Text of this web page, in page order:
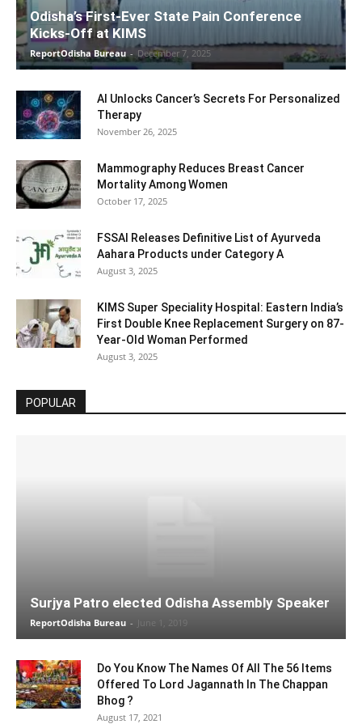
Odisha’s First-Ever State Pain Conference
Kicks-Off at KIMS
ReportOdisha Bureau - December 7, 2025
AI Unlocks Cancer’s Secrets For Personalized
Therapy
November 26, 2025
Mammography Reduces Breast Cancer
Mortality Among Women
October 17, 2025
FSSAI Releases Definitive List of Ayurveda
Aahara Products under Category A
August 3, 2025
KIMS Super Speciality Hospital: Eastern India’s
First Double Knee Replacement Surgery on 87-
Year-Old Woman Performed
August 3, 2025
POPULAR
Surjya Patro elected Odisha Assembly Speaker
ReportOdisha Bureau - June 1, 2019
Do You Know The Names Of All The 56 Items
Offered To Lord Jagannath In The Chappan
Bhog ?
August 17, 2021